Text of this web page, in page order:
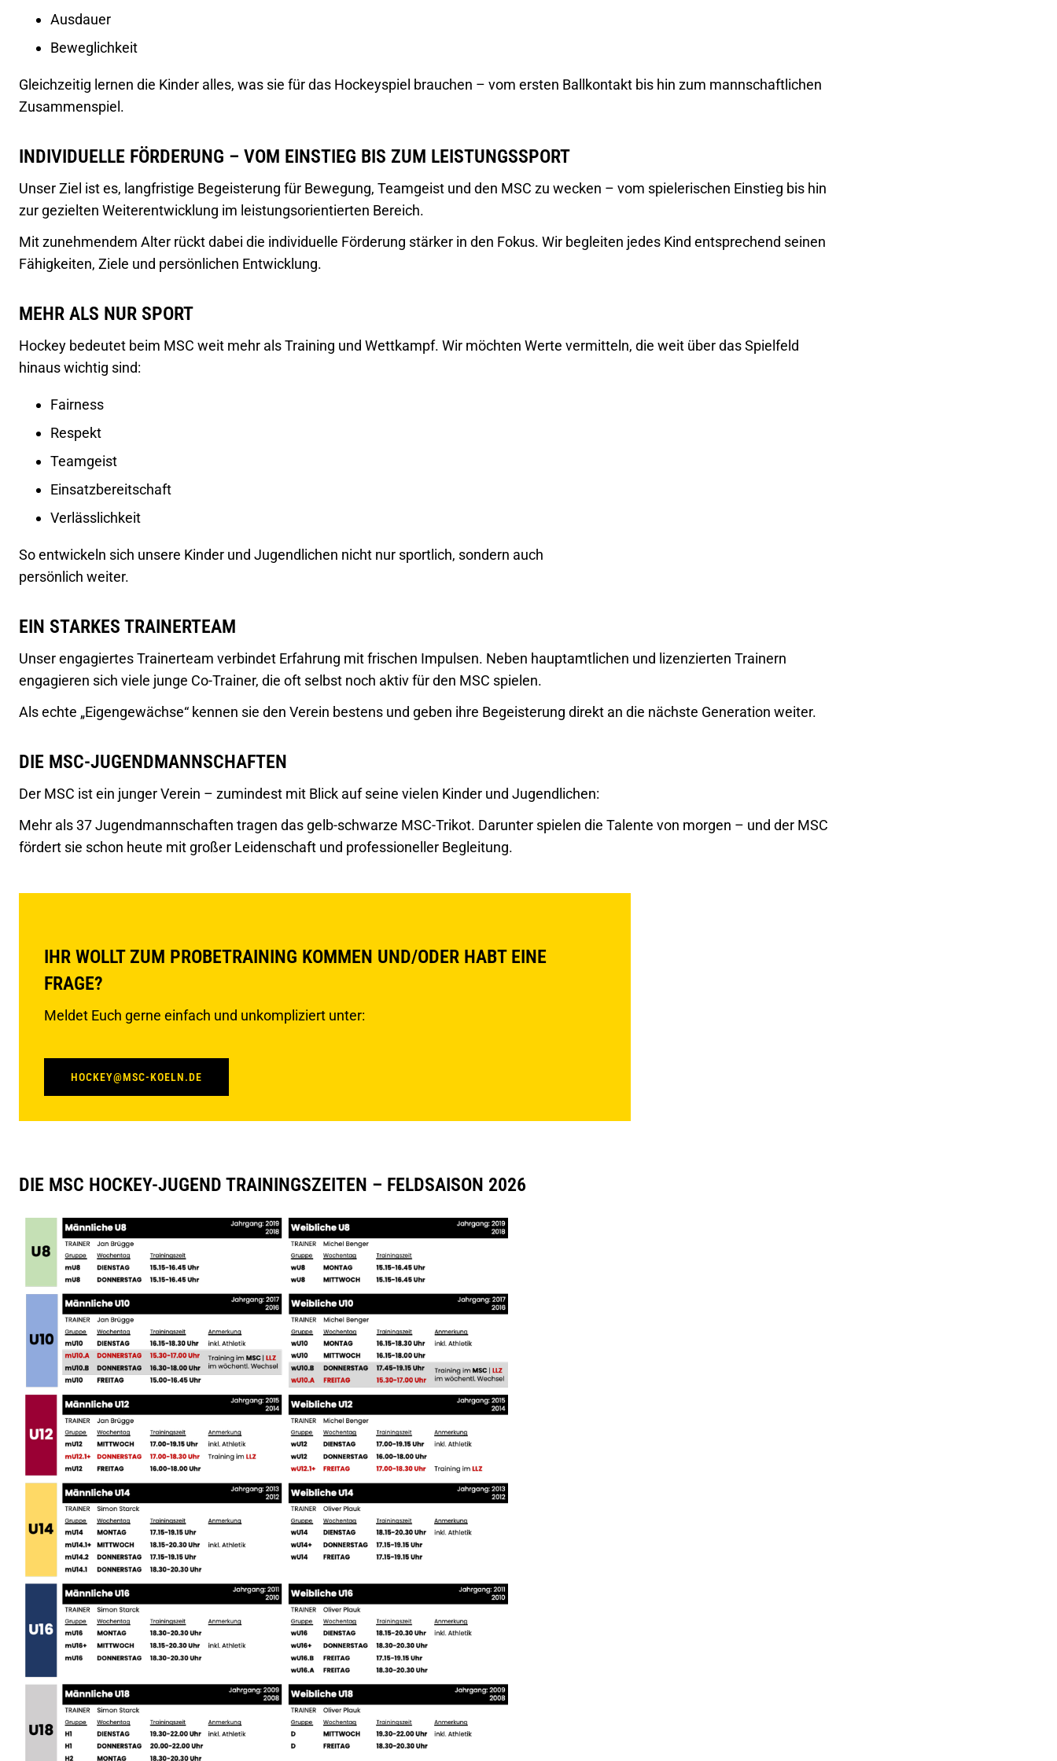
Ausdauer
Beweglichkeit
Gleichzeitig lernen die Kinder alles, was sie für das Hockeyspiel brauchen – vom ersten Ballkontakt bis hin zum mannschaftlichen
Zusammenspiel.
INDIVIDUELLE FÖRDERUNG – VOM EINSTIEG BIS ZUM LEISTUNGSSPORT
Unser Ziel ist es, langfristige Begeisterung für Bewegung, Teamgeist und den MSC zu wecken – vom spielerischen Einstieg bis hin
zur gezielten Weiterentwicklung im leistungsorientierten Bereich.
Mit zunehmendem Alter rückt dabei die individuelle Förderung stärker in den Fokus. Wir begleiten jedes Kind entsprechend seinen
Fähigkeiten, Ziele und persönlichen Entwicklung.
MEHR ALS NUR SPORT
Hockey bedeutet beim MSC weit mehr als Training und Wettkampf. Wir möchten Werte vermitteln, die weit über das Spielfeld
hinaus wichtig sind:
Fairness
Respekt
Teamgeist
Einsatzbereitschaft
Verlässlichkeit
So entwickeln sich unsere Kinder und Jugendlichen nicht nur sportlich, sondern auch
persönlich weiter.
EIN STARKES TRAINERTEAM
Unser engagiertes Trainerteam verbindet Erfahrung mit frischen Impulsen. Neben hauptamtlichen und lizenzierten Trainern
engagieren sich viele junge Co-Trainer, die oft selbst noch aktiv für den MSC spielen.
Als echte „Eigengewächse“ kennen sie den Verein bestens und geben ihre Begeisterung direkt an die nächste Generation weiter.
DIE MSC-JUGENDMANNSCHAFTEN
Der MSC ist ein junger Verein – zumindest mit Blick auf seine vielen Kinder und Jugendlichen:
Mehr als 37 Jugendmannschaften tragen das gelb-schwarze MSC-Trikot. Darunter spielen die Talente von morgen – und der MSC
fördert sie schon heute mit großer Leidenschaft und professioneller Begleitung.
IHR WOLLT ZUM PROBETRAINING KOMMEN UND/ODER HABT EINE
FRAGE?
Meldet Euch gerne einfach und unkompliziert unter:
HOCKEY@MSC-KOELN.DE
DIE MSC HOCKEY-JUGEND TRAININGSZEITEN – FELDSAISON 2026